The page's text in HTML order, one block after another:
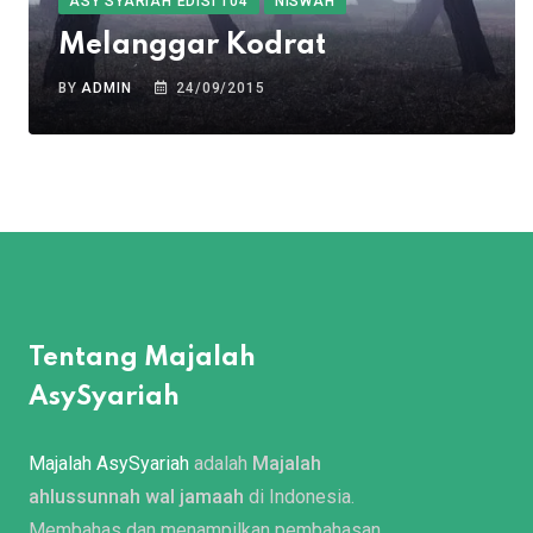
Melanggar Kodrat
BYADMIN 24/09/2015
Tentang Majalah
AsySyariah
Majalah AsySyariah adalah Majalah
ahlussunnah wal jamaah di Indonesia.